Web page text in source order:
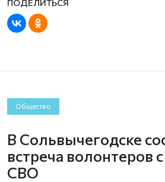
Общество
В Сольвычегодске
встреча волонтеров
СВО